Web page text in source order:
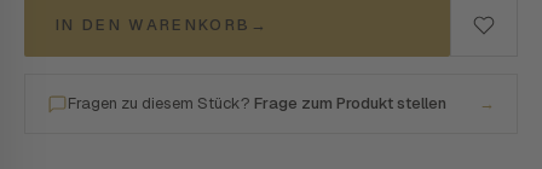
IN DEN WARENKORB →
Fragen zu diesem Stück? Frage zum Produkt stellen →